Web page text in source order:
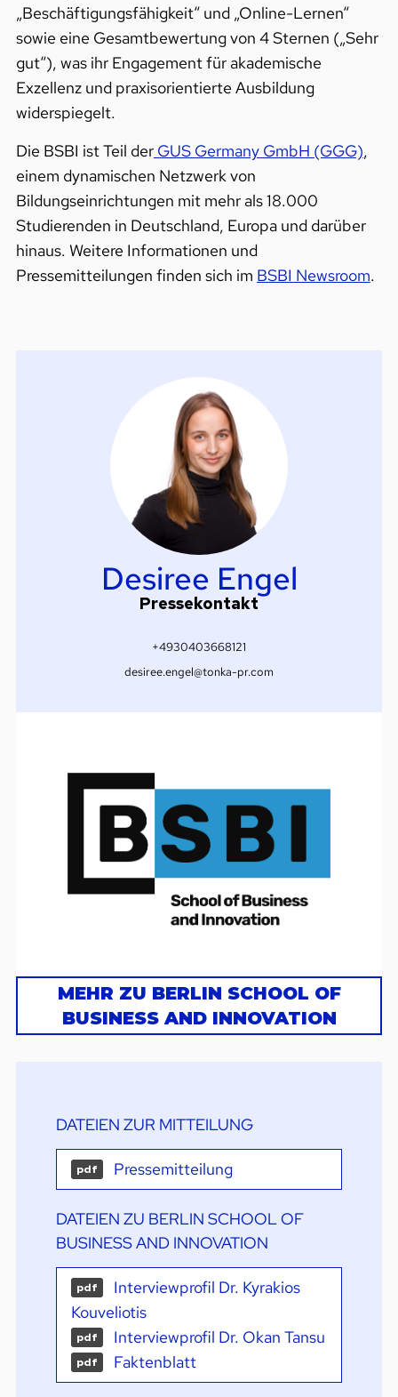
„Beschäftigungsfähigkeit“ und „Online-Lernen“
sowie eine Gesamtbewertung von 4 Sternen („Sehr
gut“), was ihr Engagement für akademische
Exzellenz und praxisorientierte Ausbildung
widerspiegelt.
Die BSBI ist Teil derGUS Germany GmbH (GGG),
einem dynamischen Netzwerk von
Bildungseinrichtungen mit mehr als 18.000
Studierenden in Deutschland, Europa und darüber
hinaus. Weitere Informationen und
Pressemitteilungen finden sich im BSBI Newsroom.
Desiree Engel
Pressekontakt
+4930403668121
desiree.engel@tonka-pr.com
MEHR ZU BERLIN SCHOOL OF
BUSINESS AND INNOVATION
DATEIEN ZUR MITTEILUNG
pdf Pressemitteilung
DATEIEN ZU BERLIN SCHOOL OF
BUSINESS AND INNOVATION
pdf
Interviewprofil Dr. Kyrakios
Kouveliotis
pdf Interviewprofil Dr. Okan Tansu
pdf Faktenblatt